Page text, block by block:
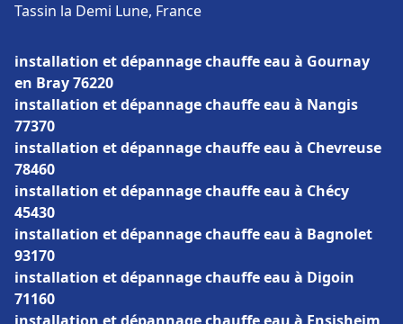
Tassin la Demi Lune, France
installation et dépannage chauffe eau à Gournay
en Bray 76220
installation et dépannage chauffe eau à Nangis
77370
installation et dépannage chauffe eau à Chevreuse
78460
installation et dépannage chauffe eau à Chécy
45430
installation et dépannage chauffe eau à Bagnolet
93170
installation et dépannage chauffe eau à Digoin
71160